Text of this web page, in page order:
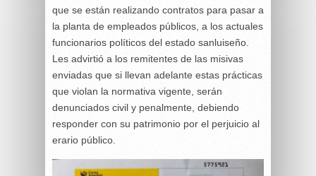
que se están realizando contratos para pasar a
la planta de empleados públicos, a los actuales
funcionarios políticos del estado sanluiseño.
Les advirtió a los remitentes de las misivas
enviadas que si llevan adelante estas prácticas
que violan la normativa vigente, serán
denunciados civil y penalmente, debiendo
responder con su patrimonio por el perjuicio al
erario público.